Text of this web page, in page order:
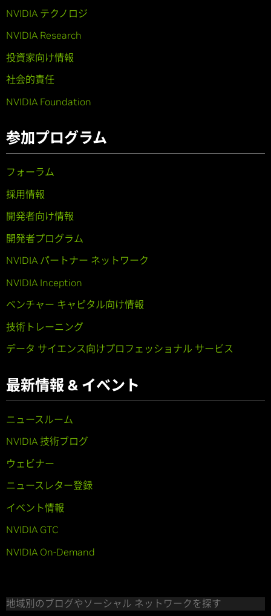
NVIDIA テクノロジ
NVIDIA Research
投資家向け情報
社会的責任
NVIDIA Foundation
参加プログラム
フォーラム
採用情報
開発者向け情報
開発者プログラム
NVIDIA パートナー ネットワーク
NVIDIA Inception
ベンチャー キャピタル向け情報
技術トレーニング
データ サイエンス向けプロフェッショナル サービス
最新情報 & イベント
ニュースルーム
NVIDIA 技術ブログ
ウェビナー
ニュースレター登録
イベント情報
NVIDIA GTC
NVIDIA On-Demand
地域別のブログやソーシャル ネットワークを探す